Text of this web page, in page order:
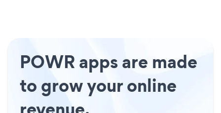
POWR apps are made
to grow your online